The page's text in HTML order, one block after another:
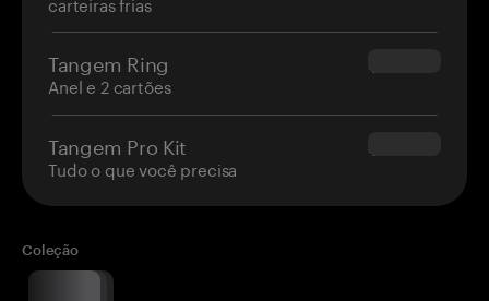
Tangem Ring
Anel e 2 cartões
$160.00
Tangem Pro Kit
Tudo o que você precisa
$180.00
Coleção